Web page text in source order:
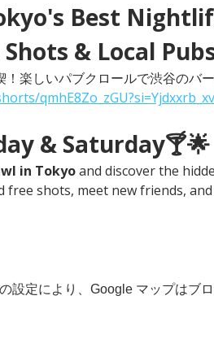
Best
& Local
楽しいパブクロールで渋谷のバ
& Saturday🍸🌟
in Tokyo and discover the
shots, meet new friends,
設定により、Google マップはブロ